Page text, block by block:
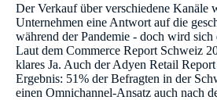
Der Verkauf über verschiedene Kanäle
Unternehmen eine Antwort auf die
während der Pandemie - doch wird sich
Laut dem Commerce Report Schweiz
klares Ja. Auch der Adyen Retail Report
Ergebnis: 51% der Befragten in der
einen Omnichannel-Ansatz auch nach